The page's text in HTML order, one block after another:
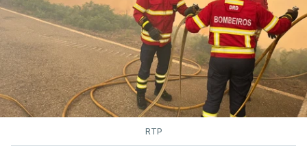
RTP